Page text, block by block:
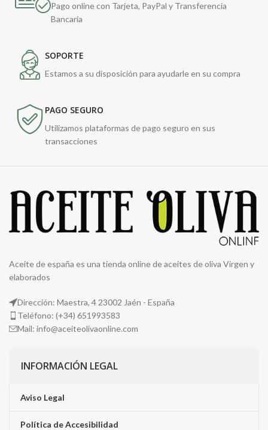
Pago online con Tarjeta, PayPal y Transferencia
Bancaria
SOPORTE
Estamos a su disposición para ayudarle en su compra
PAGO SEGURO
Utilizamos plataformas de pago seguro en sus
transacciones
Aceite de españa es una tienda online de aceites de oliva Virgen y
elaborados
Dirección: Maestra, 4 23002 Jaén - España
Teléfono: (+34) 651993583
Mail: info@aceiteolivaonline.com
INFORMACIÓN LEGAL
Aviso Legal
Política de Accesibilidad